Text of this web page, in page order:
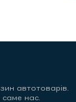
автотоварів.
нас.